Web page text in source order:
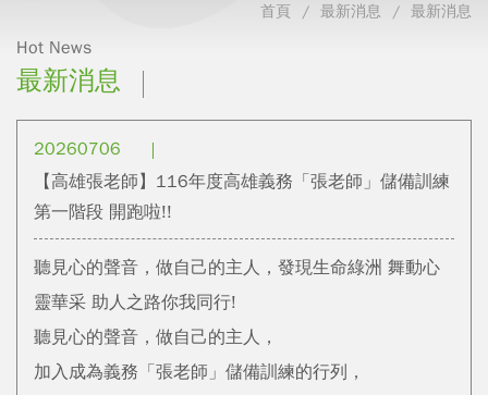
首頁 最新消息 最新消息
Hot News
最新消息
20260706
【高雄張老師】116年度高雄義務「張老師」儲備訓練
第一階段 開跑啦!!
聽見心的聲音，做自己的主人，發現生命綠洲 舞動心
靈華采 助人之路你我同行!
聽見心的聲音，做自己的主人，
加入成為義務「張老師」儲備訓練的行列，